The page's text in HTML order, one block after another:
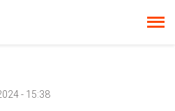
- 15:38